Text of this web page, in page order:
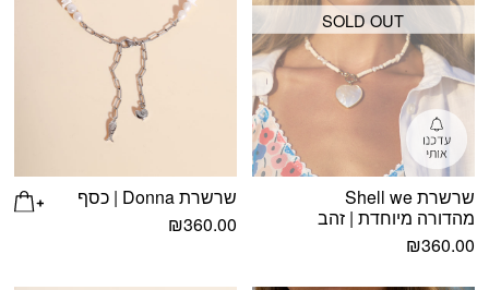
SOLD OUT
שרשרת Shell we
מהדורה מיוחדת | זהב
₪360.00
שרשרת Donna | כסף
₪360.00